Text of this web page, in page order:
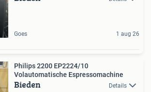
Goes 1 aug 26
Philips 2200 EP2224/10
Volautomatische Espressomachine
Bieden Details